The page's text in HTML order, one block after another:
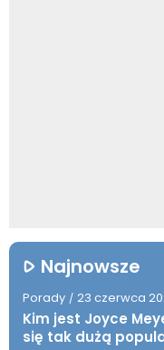
Najnowsze
Porady / 23 czerwca
Kim jest Joyce
się tak dużą